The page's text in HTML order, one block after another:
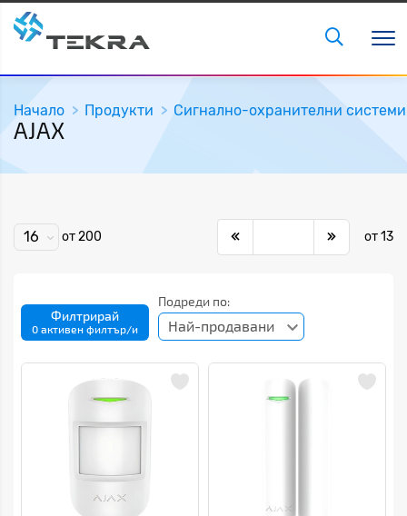
Начало Продукти Сигнално-охранителни системи
AJAX
16 от 200 от 13
Филтрирай
0 активен филтър/и
Подреди по:
Най-продавани